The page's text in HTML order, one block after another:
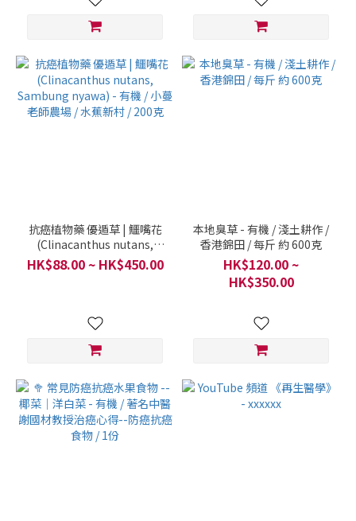
抗癌植物藥 優遁草 | 鱷嘴花
(Clinacanthus nutans,
Sambung nyawa) - 有機 /
小蔓老師農場 / 水蕉新村 /
HK$88.00 ~ HK$450.00
本地臭草 - 有機 / 淺土耕作 /
香港錦田 / 每斤 約 600克
HK$120.00 ~
HK$350.00